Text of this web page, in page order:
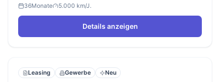
36Monate 5.000 km/J.
Details anzeigen
Leasing Gewerbe Neu